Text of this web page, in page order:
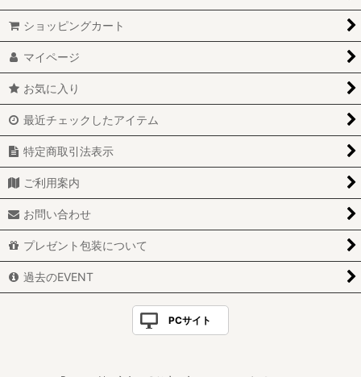
ショッピングカート
マイページ
お気に入り
最近チェックしたアイテム
特定商取引法表示
ご利用案内
お問い合わせ
プレゼント包装について
過去のEVENT
PCサイト